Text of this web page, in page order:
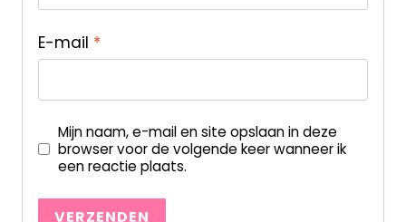
E-mail *
Mijn naam, e-mail en site opslaan in deze
browser voor de volgende keer wanneer ik
een reactie plaats.